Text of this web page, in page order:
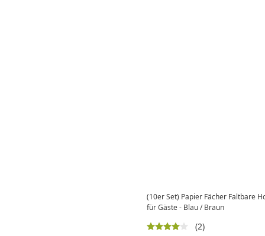
(10er Set) Papier Fächer Faltbare
für Gäste - Blau / Braun
(2)